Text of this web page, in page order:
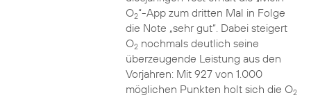
O2“-App zum dritten Mal in Folge
die Note „sehr gut“. Dabei steigert
O2nochmals deutlich seine
überzeugende Leistung aus den
Vorjahren: Mit 927 von 1.000
möglichen Punkten holt sich die O2